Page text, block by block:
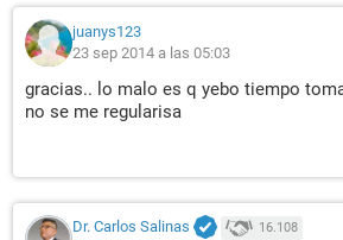
juanys123
23 sep 2014 a las 05:03
gracias.. lo malo es q yebo tiempo
no se me regularisa
Dr. Carlos Salinas 16.108